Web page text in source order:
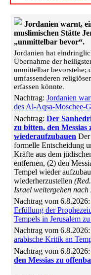
Jordanien warnt,
muslimischen Stätte
„unmittelbar bevor“.
Jordanien hat
Übernahme der
unmittelbar bevorstehe;
umfassenderen
erfassen könnte.
Nachtrag:Jordanien
des Al-Aqsa-Moschee-
Nachtrag:Der
zu bitten, den
wiederaufzubauen Der
formelle Entscheidung
Kräfte aus dem
entfernen, (2) den
Tempel wieder
wiederherzustellen
Israel weitergehen
Nachtrag vom
Erfüllung der
Tempels in Jerusalem
Nachtrag vom 6.8.2026:
arabische Kritik an
Nachtrag vom
den Messias zu